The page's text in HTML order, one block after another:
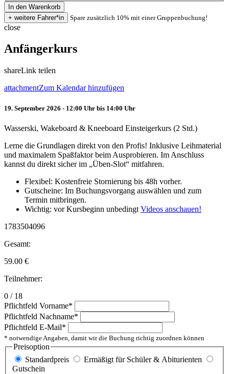
Spare zusätzlich 10% mit einer Gruppenbuchung!
close
Anfängerkurs
shareLink teilen
attachmentZum Kalendar hinzufügen
19. September 2026 - 12:00 Uhr bis 14:00 Uhr
Wasserski, Wakeboard & Kneeboard Einsteigerkurs (2 Std.)
Lerne die Grundlagen direkt von den Profis! Inklusive Leihmaterial
und maximalem Spaßfaktor beim Ausprobieren. Im Anschluss
kannst du direkt sicher im „Üben-Slot“ mitfahren.
Flexibel: Kostenfreie Stornierung bis 48h vorher.
Gutscheine: Im Buchungsvorgang auswählen und zum
Termin mitbringen.
Wichtig: vor Kursbeginn unbedingt Videos anschauen!
1783504096
Gesamt:
59.00 €
Teilnehmer:
0 / 18
Pflichtfeld Vorname*
Pflichtfeld Nachname*
Pflichtfeld E-Mail*
* notwendige Angaben, damit wir die Buchung richtig zuordnen können
Preisoption
Standardpreis
Ermäßigt für Schüler & Abiturienten
Gutschein